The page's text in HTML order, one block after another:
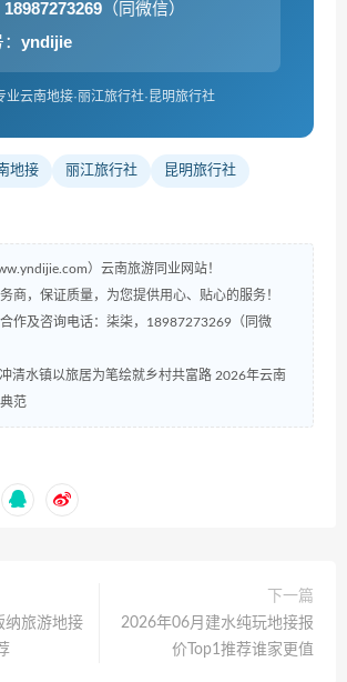
18987273269 （同微信）
yndijie
业云南地接·丽江旅行社·昆明旅行社
地接 丽江旅行社 昆明旅行社
）云南旅游同业网站！
商，保证质量，为您提供用心、贴心的服务！
作及咨询电话：柒柒，18987273269（同微
清水镇以旅居为笔绘就乡村共富路 2026年云南
范
纳旅游地接
下一篇
2026年06月建水纯玩地接报
价Top1推荐谁家更值